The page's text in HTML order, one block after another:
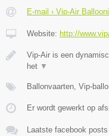
E-mail › Vip-Air
Website: http://
Vip-Air is een
het ▼
Ballonvaarten, Vip-
Er wordt gewerkt op
Laatste facebook posts